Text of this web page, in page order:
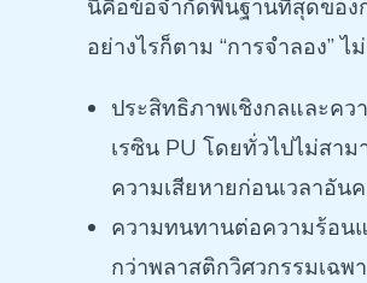
นี่คือข้อจำกัดพื้นฐานที่สุดของ
อย่างไรก็ตาม “การจำลอง” ไ
ประสิทธิภาพเชิงกลและคว
เรซิน PU โดยทั่วไปไม่สา
ความเสียหายก่อนเวลาอัน
ความทนทานต่อความร้อน
กว่าพลาสติกวิศวกรรมเฉพ